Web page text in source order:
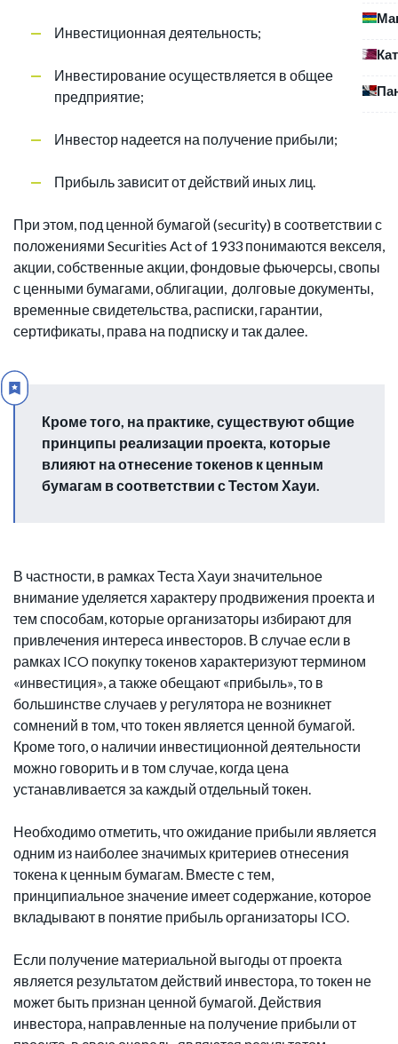
Инвестиционная деятельность;
Инвестирование осуществляется в общее
предприятие;
Инвестор надеется на получение прибыли;
Прибыль зависит от действий иных лиц.
При этом, под ценной бумагой (security) в соответствии с
положениями Securities Act of 1933 понимаются векселя,
акции, собственные акции, фондовые фьючерсы, свопы
с ценными бумагами, облигации, долговые документы,
временные свидетельства, расписки, гарантии,
сертификаты, права на подписку и так далее.
Кроме того, на практике, существуют общие
принципы реализации проекта, которые
влияют на отнесение токенов к ценным
бумагам в соответствии с Тестом Хауи.
В частности, в рамках Теста Хауи значительное
внимание уделяется характеру продвижения проекта и
тем способам, которые организаторы избирают для
привлечения интереса инвесторов. В случае если в
рамках ICO покупку токенов характеризуют термином
«инвестиция», а также обещают «прибыль», то в
большинстве случаев у регулятора не возникнет
сомнений в том, что токен является ценной бумагой.
Кроме того, о наличии инвестиционной деятельности
можно говорить и в том случае, когда цена
устанавливается за каждый отдельный токен.
Необходимо отметить, что ожидание прибыли является
одним из наиболее значимых критериев отнесения
токена к ценным бумагам. Вместе с тем,
принципиальное значение имеет содержание, которое
вкладывают в понятие прибыль организаторы ICO.
Если получение материальной выгоды от проекта
является результатом действий инвестора, то токен не
может быть признан ценной бумагой. Действия
инвестора, направленные на получение прибыли от